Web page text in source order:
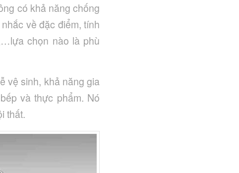
có khả năng chống
về đặc điểm, tính
chọn nào là phù
vệ sinh, khả năng gia
và thực phẩm. Nó
thất.